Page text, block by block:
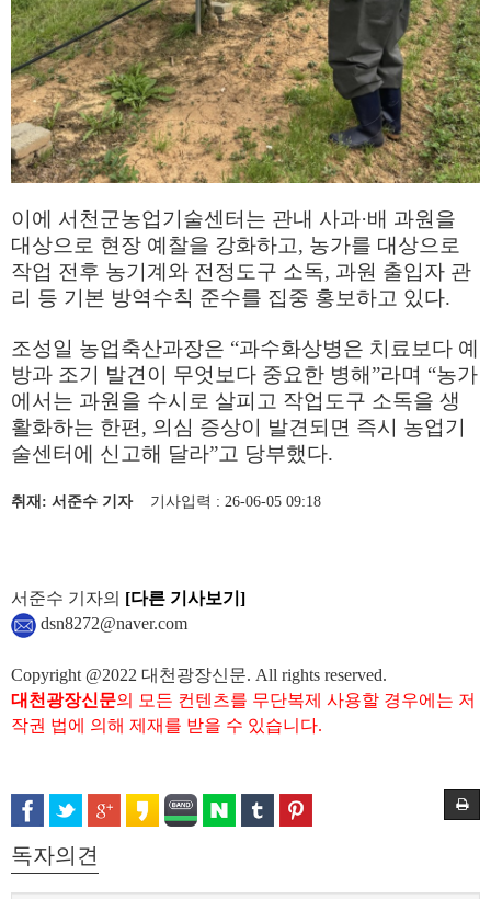
이에 서천군농업기술센터는 관내 사과·배 과원을
대상으로 현장 예찰을 강화하고, 농가를 대상으로
작업 전후 농기계와 전정도구 소독, 과원 출입자 관
리 등 기본 방역수칙 준수를 집중 홍보하고 있다.
조성일 농업축산과장은 “과수화상병은 치료보다 예
방과 조기 발견이 무엇보다 중요한 병해”라며 “농가
에서는 과원을 수시로 살피고 작업도구 소독을 생
활화하는 한편, 의심 증상이 발견되면 즉시 농업기
술센터에 신고해 달라”고 당부했다.
취재: 서준수 기자기사입력 : 26-06-05 09:18
서준수 기자의 [다른 기사보기]
dsn8272@naver.com
Copyright @2022 대천광장신문. All rights reserved.
대천광장신문의 모든 컨텐츠를 무단복제 사용할 경우에는 저
작권 법에 의해 제재를 받을 수 있습니다.
독자의견